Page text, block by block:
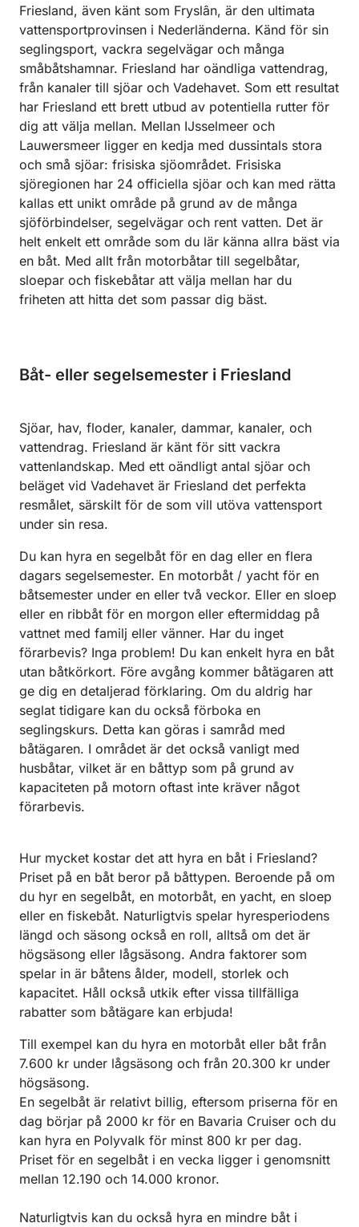
Friesland, även känt som Fryslân, är den ultimata
vattensportprovinsen i Nederländerna. Känd för sin
seglingsport, vackra segelvägar och många
småbåtshamnar. Friesland har oändliga vattendrag,
från kanaler till sjöar och Vadehavet. Som ett resultat
har Friesland ett brett utbud av potentiella rutter för
dig att välja mellan. Mellan IJsselmeer och
Lauwersmeer ligger en kedja med dussintals stora
och små sjöar: frisiska sjöområdet. Frisiska
sjöregionen har 24 officiella sjöar och kan med rätta
kallas ett unikt område på grund av de många
sjöförbindelser, segelvägar och rent vatten. Det är
helt enkelt ett område som du lär känna allra bäst via
en båt. Med allt från motorbåtar till segelbåtar,
sloepar och fiskebåtar att välja mellan har du
friheten att hitta det som passar dig bäst.
Båt- eller segelsemester i Friesland
Sjöar, hav, floder, kanaler, dammar, kanaler, och
vattendrag. Friesland är känt för sitt vackra
vattenlandskap. Med ett oändligt antal sjöar och
beläget vid Vadehavet är Friesland det perfekta
resmålet, särskilt för de som vill utöva vattensport
under sin resa.
Du kan hyra en segelbåt för en dag eller en flera
dagars segelsemester. En motorbåt / yacht för en
båtsemester under en eller två veckor. Eller en sloep
eller en ribbåt för en morgon eller eftermiddag på
vattnet med familj eller vänner. Har du inget
förarbevis? Inga problem! Du kan enkelt hyra en båt
utan båtkörkort. Före avgång kommer båtägaren att
ge dig en detaljerad förklaring. Om du aldrig har
seglat tidigare kan du också förboka en
seglingskurs. Detta kan göras i samråd med
båtägaren. I området är det också vanligt med
husbåtar, vilket är en båttyp som på grund av
kapaciteten på motorn oftast inte kräver något
förarbevis.
Hur mycket kostar det att hyra en båt i Friesland?
Priset på en båt beror på båttypen. Beroende på om
du hyr en segelbåt, en motorbåt, en yacht, en sloep
eller en fiskebåt. Naturligtvis spelar hyresperiodens
längd och säsong också en roll, alltså om det är
högsäsong eller lågsäsong. Andra faktorer som
spelar in är båtens ålder, modell, storlek och
kapacitet. Håll också utkik efter vissa tillfälliga
rabatter som båtägare kan erbjuda!
Till exempel kan du hyra en motorbåt eller båt från
7.600 kr under lågsäsong och från 20.300 kr under
högsäsong.
En segelbåt är relativt billig, eftersom priserna för en
dag börjar på 2000 kr för en Bavaria Cruiser och du
kan hyra en Polyvalk för minst 800 kr per dag.
Priset för en segelbåt i en vecka ligger i genomsnitt
mellan 12.190 och 14.000 kronor.
Naturligtvis kan du också hyra en mindre båt i